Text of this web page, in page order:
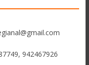
942467926